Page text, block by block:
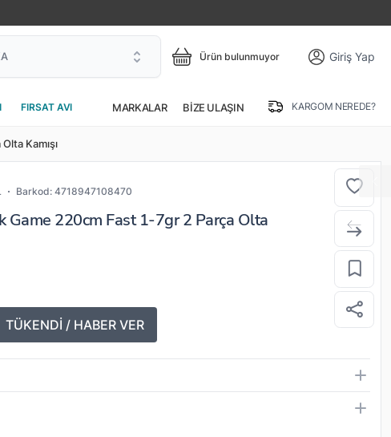
Ürün bulunmuyor Giriş Yap
FIRSAT AVI MARKALAR BIZE ULAŞIN KARGOM NEREDE?
Kamışı
Barkod: 4718947108470
Game 220cm Fast 1-7gr 2 Parça Olta
TÜKENDİ / HABER VER